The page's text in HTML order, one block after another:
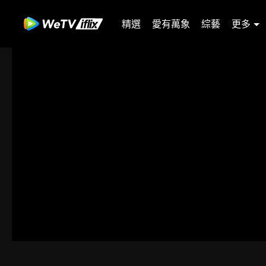
精選 愛有萬象 綜藝 更多